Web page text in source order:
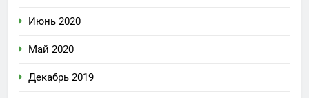
Июнь 2020
Май 2020
Декабрь 2019